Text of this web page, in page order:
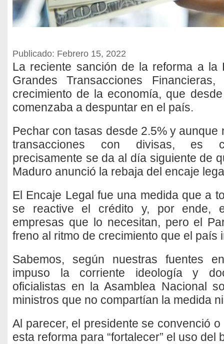
Publicado: Febrero 15, 2022
La reciente sanción de la reforma a la
Grandes Transacciones
crecimiento de la economía, que
comenzaba a despuntar en el país.
Pechar con tasas desde 2.5% y aunque
transacciones con divisas, es
precisamente se da al día siguiente de
Maduro anunció la rebaja del encaje
El Encaje Legal fue una medida que a
se reactive el crédito y, por ende,
empresas que lo necesitan, pero el
freno al ritmo de crecimiento que el país
Sabemos, según nuestras fuentes
impuso la corriente ideología y
oficialistas en la Asamblea Nacional
ministros que no compartían la medida
Al parecer, el presidente se convenció
esta reforma para “fortalecer” el uso del